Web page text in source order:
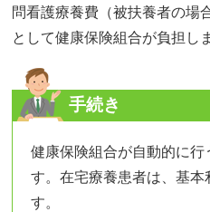
問看護療養費（被扶養者の場
として健康保険組合が負担し
手続き
健康保険組合が自動的に
す。在宅療養患者は、基本
す。